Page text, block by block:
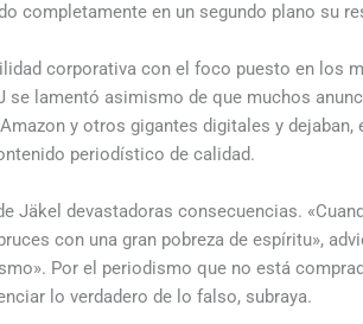
completamente en un segundo plano su
corporativa con el foco puesto en los
se lamentó asimismo de que muchos
y otros gigantes digitales y
periodístico de calidad.
Jäkel devastadoras consecuencias.
con una gran pobreza de espíritu»,
Por el periodismo que no está
lo verdadero de lo falso, subraya.